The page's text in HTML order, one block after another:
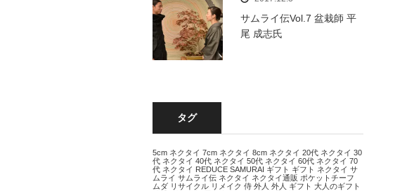
サムライ伝Vol.7 盆栽師 平
尾 成志氏
タグ
5cm ネクタイ 7cm ネクタイ 8cm ネクタイ 20代 ネクタイ 30
代 ネクタイ 40代 ネクタイ 50代 ネクタイ 60代 ネクタイ 70
代 ネクタイ REDUCE SAMURAI ギフト ギフト ネクタイ サ
ムライ サムライ伝 ネクタイ ネクタイ通販 ポケットチーフ
ムダ リサイクル リメイク 侍 外人 外人 ギフト 大人のギフト